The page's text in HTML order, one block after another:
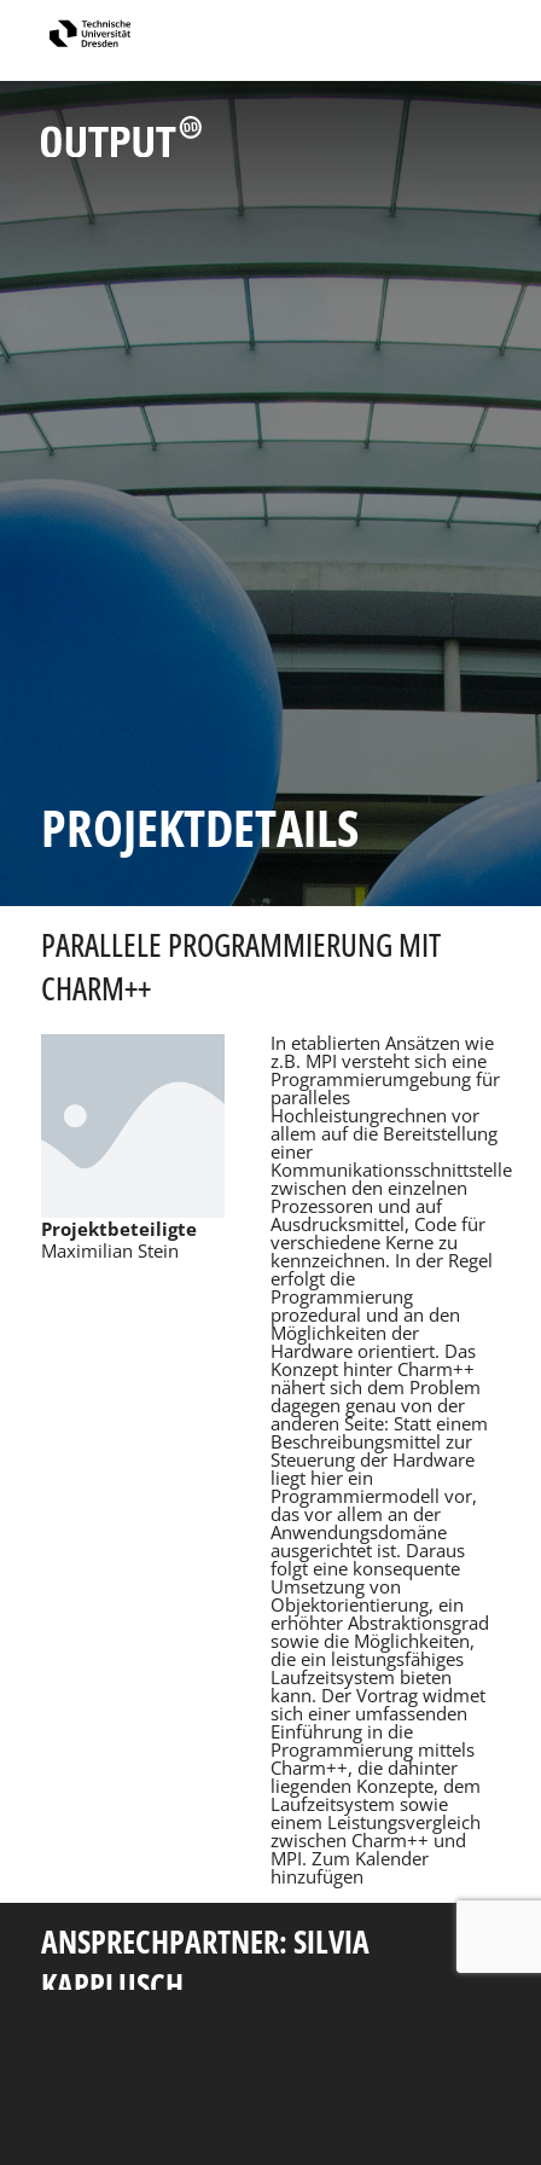
PROJEKTDETAILS
PARALLELE PROGRAMMIERUNG MIT
CHARM++
Projektbeteiligte
Maximilian Stein
In etablierten Ansätzen wie
z.B. MPI versteht sich eine
Programmierumgebung für
paralleles
Hochleistungrechnen vor
allem auf die Bereitstellung
einer
Kommunikationsschnittstelle
zwischen den einzelnen
Prozessoren und auf
Ausdrucksmittel, Code für
verschiedene Kerne zu
kennzeichnen. In der Regel
erfolgt die
Programmierung
prozedural und an den
Möglichkeiten der
Hardware orientiert. Das
Konzept hinter Charm++
nähert sich dem Problem
dagegen genau von der
anderen Seite: Statt einem
Beschreibungsmittel zur
Steuerung der Hardware
liegt hier ein
Programmiermodell vor,
das vor allem an der
Anwendungsdomäne
ausgerichtet ist. Daraus
folgt eine konsequente
Umsetzung von
Objektorientierung, ein
erhöhter Abstraktionsgrad
sowie die Möglichkeiten,
die ein leistungsfähiges
Laufzeitsystem bieten
kann. Der Vortrag widmet
sich einer umfassenden
Einführung in die
Programmierung mittels
Charm++, die dahinter
liegenden Konzepte, dem
Laufzeitsystem sowie
einem Leistungsvergleich
zwischen Charm++ und
MPI.Zum Kalender
hinzufügen
ANSPRECHPARTNER: SILVIA
KAPPLUSCH